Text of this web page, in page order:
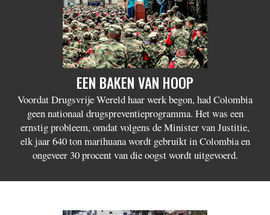
EEN BAKEN VAN HOOP
Voordat Drugsvrije Wereld haar werk begon, had Colombia
geen nationaal drugspreventieprogramma. Het was een
ernstig probleem, omdat volgens de Minister van Justitie,
elk jaar 640 ton marihuana wordt gebruikt in Colombia en
ongeveer 30 procent van die oogst wordt uitgevoerd.